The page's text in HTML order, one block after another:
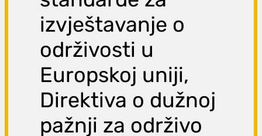
izvještavanje o
održivosti u
Europskoj uniji,
Direktiva o dužnoj
pažnji za održivo